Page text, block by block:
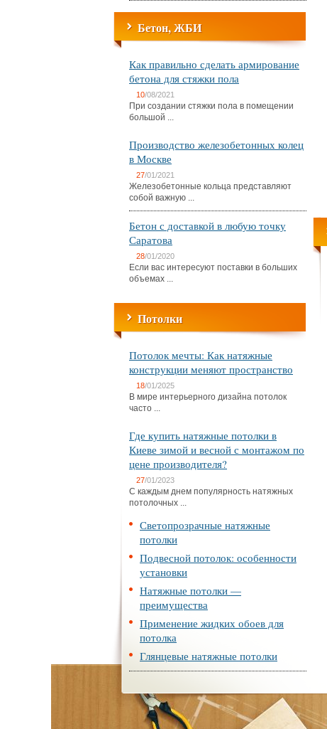
Бетон, ЖБИ
Как правильно сделать армирование
бетона для стяжки пола
10/08/2021
При создании стяжки пола в помещении
большой ...
Производство железобетонных колец
в Москве
27/01/2021
Железобетонные кольца представляют
собой важную ...
Бетон с доставкой в любую точку
Саратова
28/01/2020
Если вас интересуют поставки в больших
объемах ...
Потолки
Потолок мечты: Как натяжные
конструкции меняют пространство
18/01/2025
В мире интерьерного дизайна потолок
часто ...
Где купить натяжные потолки в
Киеве зимой и весной с монтажом по
цене производителя?
27/01/2023
С каждым днем популярность натяжных
потолочных ...
Светопрозрачные натяжные
потолки
Подвесной потолок: особенности
установки
Натяжные потолки —
преимущества
Применение жидких обоев для
потолка
Глянцевые натяжные потолки